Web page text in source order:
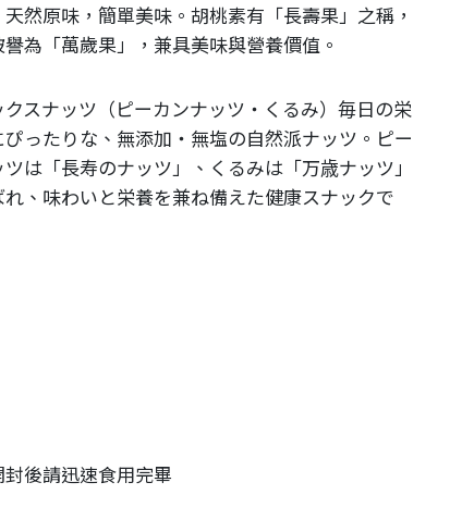
然原味，簡單美味。胡桃素有「長壽果」之稱，
為「萬歲果」，兼具美味與營養價值。
スナッツ（ピーカンナッツ・くるみ）毎日の栄
ったりな、無添加・無塩の自然派ナッツ。ピー
は「長寿のナッツ」、くるみは「万歳ナッツ」
れ、味わいと栄養を兼ね備えた健康スナックで
後請迅速食用完畢